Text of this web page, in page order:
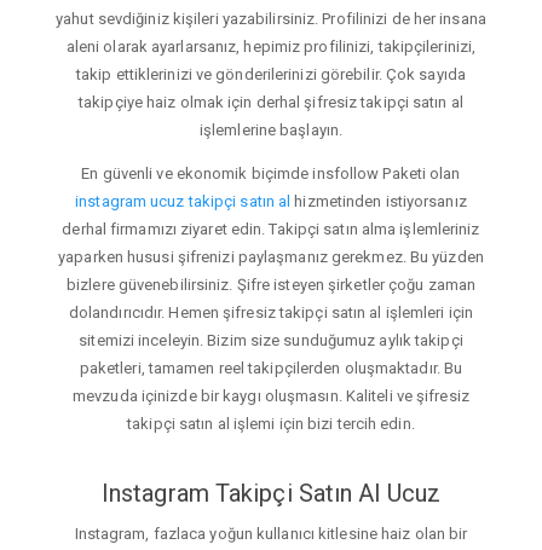
yahut sevdiğiniz kişileri yazabilirsiniz. Profilinizi de her insana
aleni olarak ayarlarsanız, hepimiz profilinizi, takipçilerinizi,
takip ettiklerinizi ve gönderilerinizi görebilir. Çok sayıda
takipçiye haiz olmak için derhal şifresiz takipçi satın al
işlemlerine başlayın.
En güvenli ve ekonomik biçimde insfollow Paketi olan
instagram ucuz takipçi satın al hizmetinden istiyorsanız
derhal firmamızı ziyaret edin. Takipçi satın alma işlemleriniz
yaparken hususi şifrenizi paylaşmanız gerekmez. Bu yüzden
bizlere güvenebilirsiniz. Şifre isteyen şirketler çoğu zaman
dolandırıcıdır. Hemen şifresiz takipçi satın al işlemleri için
sitemizi inceleyin. Bizim size sunduğumuz aylık takipçi
paketleri, tamamen reel takipçilerden oluşmaktadır. Bu
mevzuda içinizde bir kaygı oluşmasın. Kaliteli ve şifresiz
takipçi satın al işlemi için bizi tercih edin.
Instagram Takipçi Satın Al Ucuz
Instagram, fazlaca yoğun kullanıcı kitlesine haiz olan bir